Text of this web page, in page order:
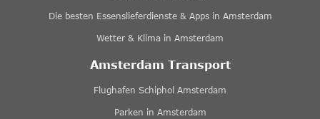
Die besten Essenslieferdienste & Apps in Amsterdam
Wetter & Klima in Amsterdam
Amsterdam Transport
Flughafen Schiphol Amsterdam
Parken in Amsterdam